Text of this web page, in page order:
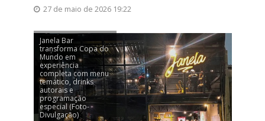
27 de maio de 2026 19:22
Janela Bar
transforma Copa do
Mundo em
experiência
completa com menu
temático, drinks
autorais e
programação
especial (Foto-
Divulgação)